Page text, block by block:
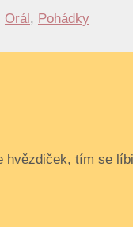
Orál , Pohádky